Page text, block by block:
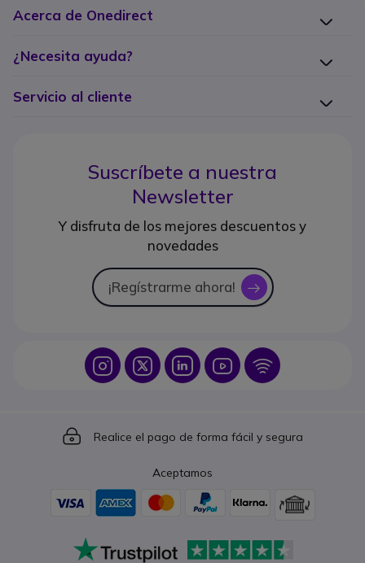
Acerca de Onedirect
¿Necesita ayuda?
Servicio al cliente
Suscríbete a nuestra
Newsletter
Y disfruta de los mejores descuentos y
novedades
¡Regístrarme ahora! icon
Icon IconIcon Icon Icon
Icon
Realice el pago de forma fácil y segura
Aceptamos